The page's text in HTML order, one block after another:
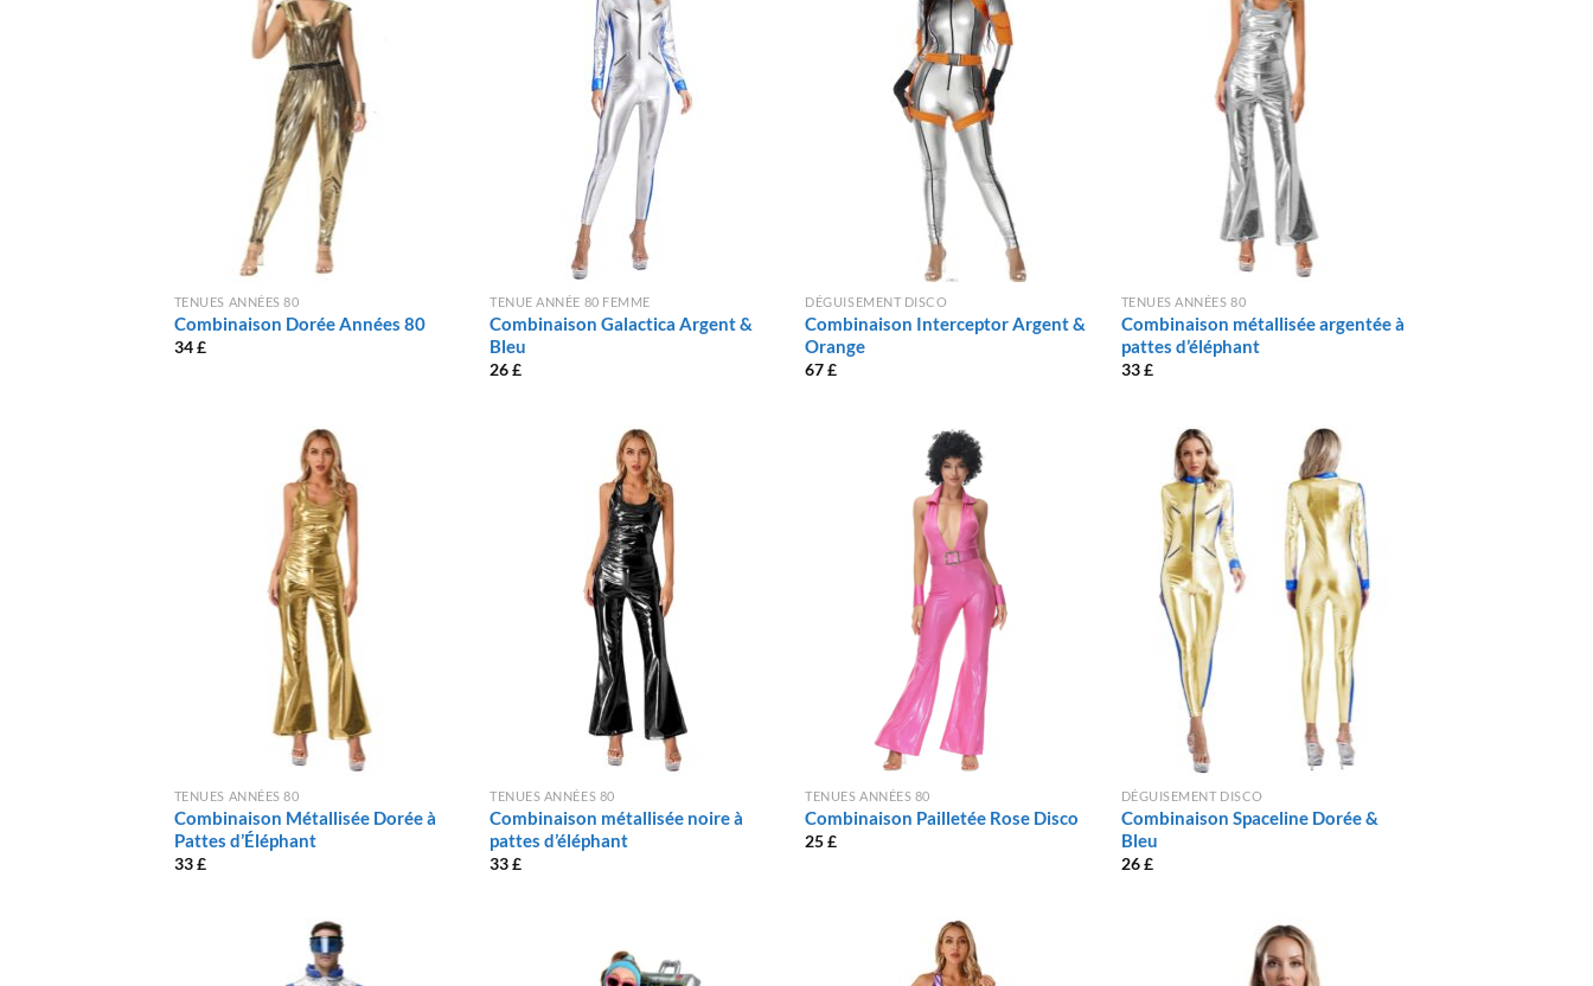
TENUES ANNÉES 80
Combinaison Dorée Années 80
34£
TENUE ANNÉE 80 FEMME
Combinaison Galactica Argent &
Bleu
26£
DÉGUISEMENT DISCO
Combinaison Interceptor Argent &
Orange
67£
TENUES ANNÉES 80
Combinaison métallisée argentée à
pattes d’éléphant
33£
TENUES ANNÉES 80
Combinaison Métallisée Dorée à
Pattes d’Éléphant
33£
TENUES ANNÉES 80
Combinaison métallisée noire à
pattes d’éléphant
33£
TENUES ANNÉES 80
Combinaison Pailletée Rose Disco
25£
DÉGUISEMENT DISCO
Combinaison Spaceline Dorée &
Bleu
26£